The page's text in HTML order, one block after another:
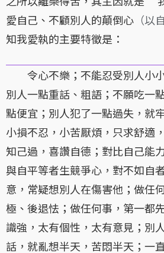
愛自己、不顧別人的顛倒心 （以
知我愛執的主要特徵是：
令心不樂；不能忍受別人小
別人一點重話、粗語；不願吃一
點便宜；別人犯了一點過失，就
小損不忍，小苦厭煩，只求舒適
知己過，喜讚自德；對比自己能
與自平等者生競爭心，對不如自
意，常疑想別人在傷害他；做任
極、後退怯；做任何事，第一都
識強，太有個性，太有意見；別
話，就亂想半天，苦悶半天；一